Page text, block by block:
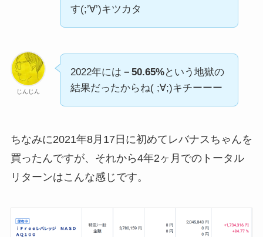
す(;’∀’)キツカタ
じんじん
2022年には －50.65%という地獄の
結果だったからね( ;∀;)キチーーー
ちなみに2021年8月17日に初めてレバナスちゃんを
買ったんですが、それから4年2ヶ月でのトータル
リターンはこんな感じです。